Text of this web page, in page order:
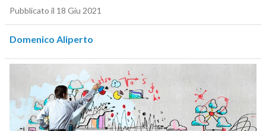
Pubblicato il 18 Giu 2021
Domenico Aliperto